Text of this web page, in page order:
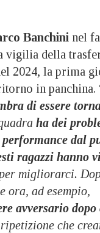
Banchini nel
vigilia della
2024, la prima
in panchina.
di essere
ha dei
dal
ragazzi hanno
migliorarci.
ora, ad esempio,
avversario dopo
che